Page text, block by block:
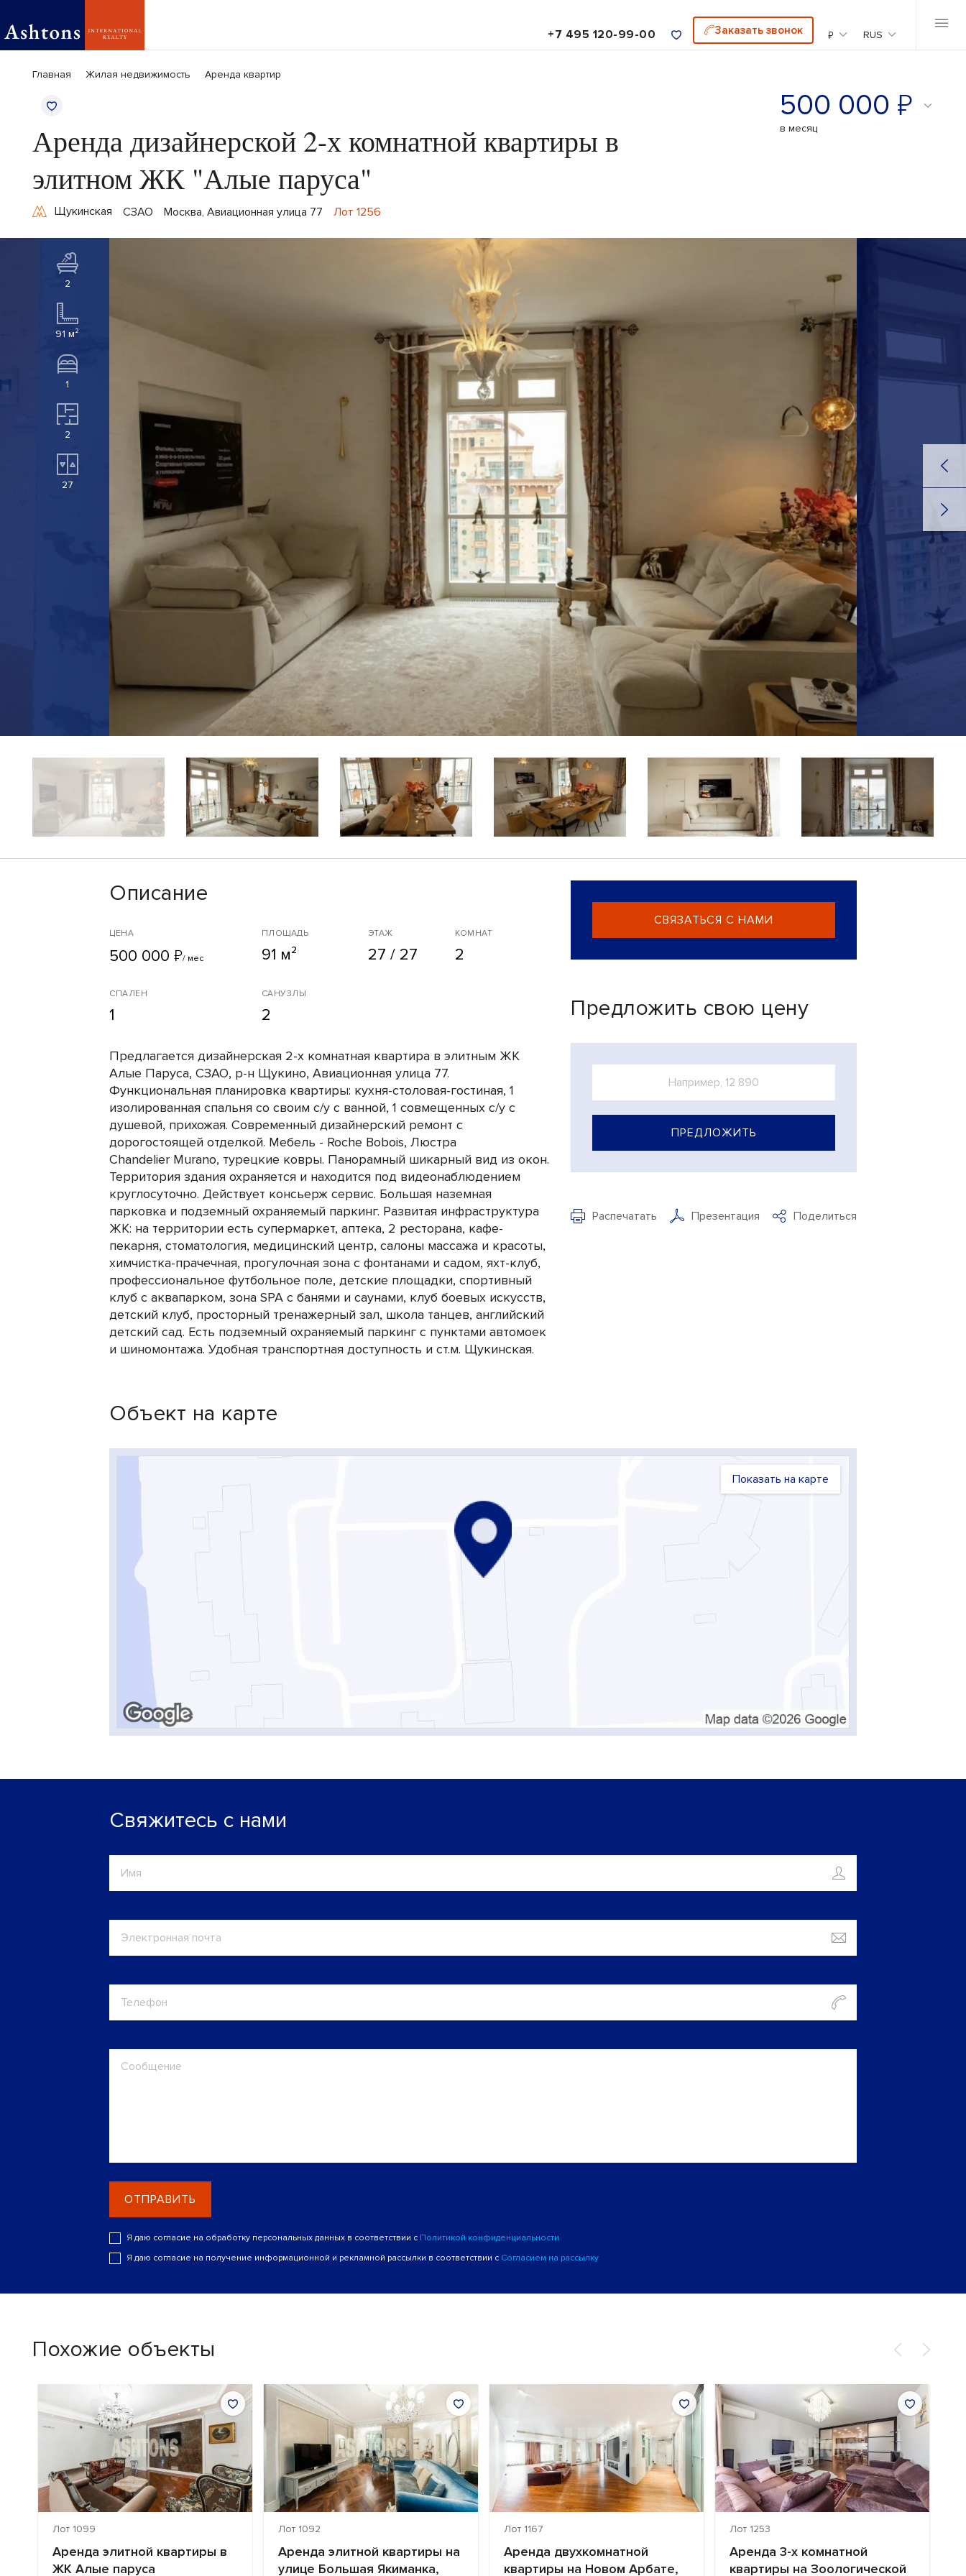
+7 495 120-99-00 Заказать звонок ₽ RUS
Главная Жилая недвижимость Аренда квартир
Аренда дизайнерской 2-х комнатной квартиры в
элитном ЖК "Алые паруса"
Щукинская СЗАО Москва, Авиационная улица 77 Лот 1256
500 000 ₽
в месяц
2
91 м²
1
2
27
Описание
ЦЕНА
500 000 ₽/ мес
ПЛОЩАДЬ
91 м²
ЭТАЖ
27 / 27
КОМНАТ
2
СПАЛЕН
1
САНУЗЛЫ
2
Предлагается дизайнерская 2-х комнатная квартира в элитным ЖК
Алые Паруса, СЗАО, р-н Щукино, Авиационная улица 77.
Функциональная планировка квартиры: кухня-столовая-гостиная, 1
изолированная спальня со своим с/у с ванной, 1 совмещенных с/у с
душевой, прихожая. Современный дизайнерский ремонт с
дорогостоящей отделкой. Мебель - Roche Bobois, Люстра
Chandelier Murano, турецкие ковры. Панорамный шикарный вид из окон.
Территория здания охраняется и находится под видеонаблюдением
круглосуточно. Действует консьерж сервис. Большая наземная
парковка и подземный охраняемый паркинг. Развитая инфраструктура
ЖК: на территории есть супермаркет, аптека, 2 ресторана, кафе-
пекарня, стоматология, медицинский центр, салоны массажа и красоты,
химчистка-прачечная, прогулочная зона с фонтанами и садом, яхт-клуб,
профессиональное футбольное поле, детские площадки, спортивный
клуб с аквапарком, зона SPA с банями и саунами, клуб боевых искусств,
детский клуб, просторный тренажерный зал, школа танцев, английский
детский сад. Есть подземный охраняемый паркинг с пунктами автомоек
и шиномонтажа. Удобная транспортная доступность и ст.м. Щукинская.
СВЯЗАТЬСЯ С НАМИ
Предложить свою цену
ПРЕДЛОЖИТЬ
Распечатать Презентация Поделиться
Объект на карте
Показать на карте
Свяжитесь с нами
ОТПРАВИТЬ
Я даю согласие на обработку персональных данных в соответствии с Политикой конфиденциальности
Я даю согласие на получение информационной и рекламной рассылки в соответствии с Согласием на рассылку
Похожие объекты
Лот 1099
Аренда элитной квартиры в
ЖК Алые паруса
Лот 1092
Аренда элитной квартиры на
улице Большая Якиманка,
Лот 1167
Аренда двухкомнатной
квартиры на Новом Арбате,
Лот 1253
Аренда 3-х комнатной
квартиры на Зоологической